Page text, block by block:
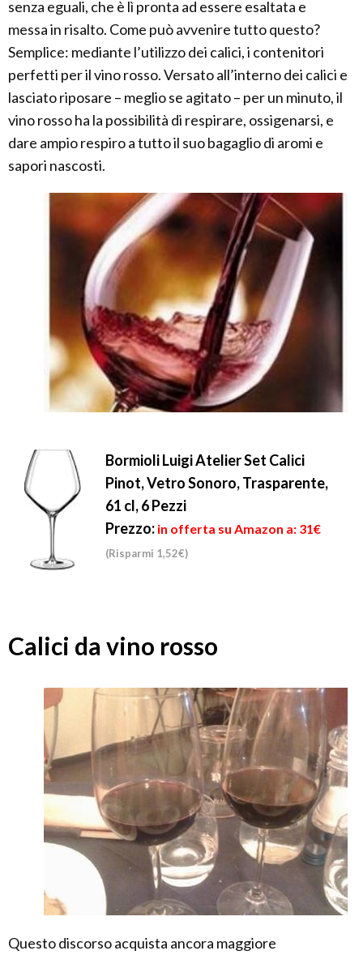
senza eguali, che è lì pronta ad essere esaltata e
messa in risalto. Come può avvenire tutto questo?
Semplice: mediante l’utilizzo dei calici, i contenitori
perfetti per il vino rosso. Versato all’interno dei calici e
lasciato riposare – meglio se agitato – per un minuto, il
vino rosso ha la possibilità di respirare, ossigenarsi, e
dare ampio respiro a tutto il suo bagaglio di aromi e
sapori nascosti.
Bormioli Luigi Atelier Set Calici
Pinot, Vetro Sonoro, Trasparente,
61 cl, 6 Pezzi
Prezzo: in offerta su Amazon a: 31€
(Risparmi 1,52€)
Calici da vino rosso
Questo discorso acquista ancora maggiore